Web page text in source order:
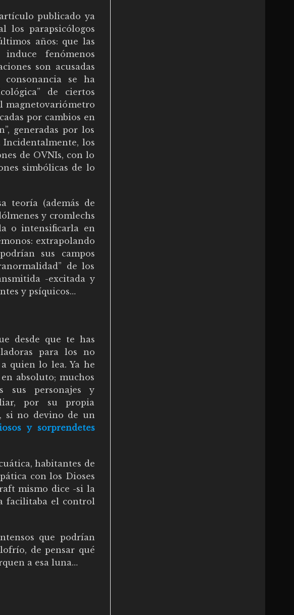
publicado ya
los parapsicólogos
años: que las
induce fenómenos
son acusadas
se ha
de ciertos
magnetovariómetro
por cambios en
generadas por los
Incidentalmente, los
de OVNIs, con lo
simbólicas de lo
teoría (además de
y cromlechs
o intensificarla en
extrapolando
sus campos
de los
-excitada y
y psíquicos…
desde que te has
para los no
quien lo lea. Ya he
absoluto; muchos
sus personajes y
por su propia
si no devino de un
y sorprendetes
habitantes de
con los Dioses
mismo dice -si la
facilitaba el control
que podrían
de pensar qué
a esa luna…